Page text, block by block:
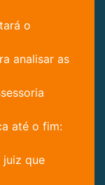
o
analisar as
até o fim:
juiz que